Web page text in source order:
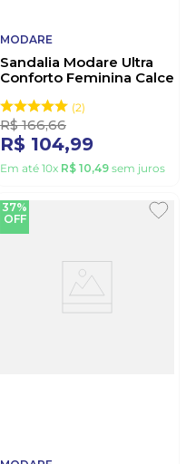
MODARE
Sandalia Modare Ultra
Conforto Feminina Calce
2
R$ 166,66
R$ 104,99
Em até 10x R$ 10,49 sem juros
37%
OFF